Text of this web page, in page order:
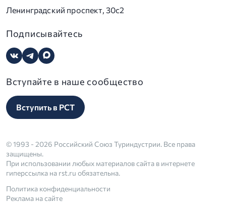
Ленинградский проспект, 30с2
Подписывайтесь
Вступайте в наше сообщество
Вступить в РСТ
© 1993 - 2026 Российский Союз Туриндустрии. Все права
защищены.
При использовании любых материалов сайта в интернете
гиперссылка на rst.ru обязательна.
Политика конфиденциальности
Реклама на сайте